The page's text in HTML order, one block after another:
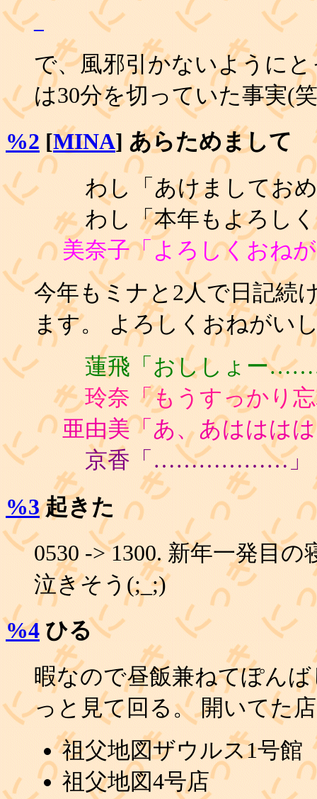
_
で、風邪引かないように
は30分を切っていた事実(笑
%2 [MINA] あらためまして
わし「あけましてお
わし「本年もよろしく
美奈子「よろしくおね
今年もミナと2人で日記続
ます。 よろしくおねがい
蓮飛「おししょー
玲奈「もうすっかり
亜由美「あ、あははは
京香「………………」
%3起きた
0530 -> 1300. 新年一発目
泣きそう(;_;)
%4 ひる
暇なので昼飯兼ねてぽん
っと見て回る。 開いて
祖父地図ザウルス1号館
祖父地図4号店